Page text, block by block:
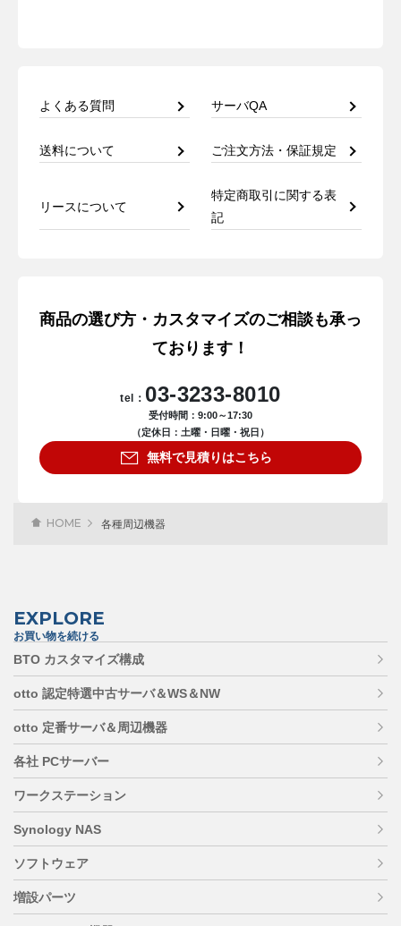
よくある質問 サーバQA
送料について ご注文方法・保証規定
リースについて
特定商取引に関する表
記
商品の選び方・カスタマイズのご相談も承っ
ております！
tel： 03-3233-8010
受付時間：9:00～17:30
（定休日：土曜・日曜・祝日）
無料で見積りはこちら
HOME 各種周辺機器
EXPLORE
お買い物を続ける
BTO カスタマイズ構成
otto 認定特選中古サーバ＆WS＆NW
otto 定番サーバ＆周辺機器
各社 PCサーバー
ワークステーション
Synology NAS
ソフトウェア
増設パーツ